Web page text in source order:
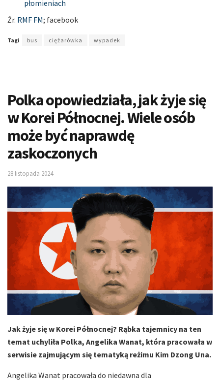
płomieniach
Źr. RMF FM; facebook
Tagi bus ciężarówka wypadek
Polka opowiedziała, jak żyje się
w Korei Północnej. Wiele osób
może być naprawdę
zaskoczonych
28 listopada 2024
Jak żyje się w Korei Północnej? Rąbka tajemnicy na ten
temat uchyliła Polka, Angelika Wanat, która pracowała w
serwisie zajmującym się tematyką reżimu Kim Dzong Una.
Angelika Wanat pracowała do niedawna dla